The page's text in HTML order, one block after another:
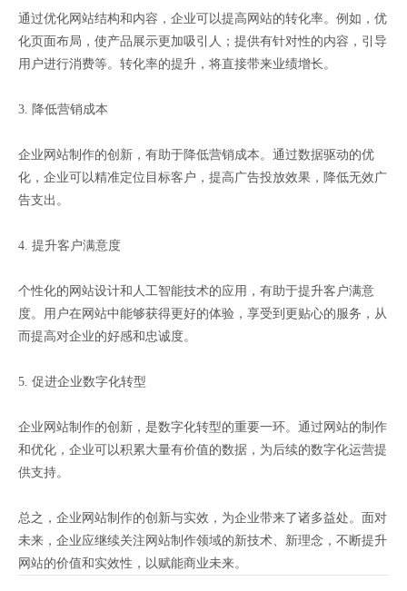
通过优化网站结构和内容，企业可以提高网站的转化率。例如，优
化页面布局，使产品展示更加吸引人；提供有针对性的内容，引导
用户进行消费等。转化率的提升，将直接带来业绩增长。
3. 降低营销成本
企业网站制作的创新，有助于降低营销成本。通过数据驱动的优
化，企业可以精准定位目标客户，提高广告投放效果，降低无效广
告支出。
4. 提升客户满意度
个性化的网站设计和人工智能技术的应用，有助于提升客户满意
度。用户在网站中能够获得更好的体验，享受到更贴心的服务，从
而提高对企业的好感和忠诚度。
5. 促进企业数字化转型
企业网站制作的创新，是数字化转型的重要一环。通过网站的制作
和优化，企业可以积累大量有价值的数据，为后续的数字化运营提
供支持。
总之，企业网站制作的创新与实效，为企业带来了诸多益处。面对
未来，企业应继续关注网站制作领域的新技术、新理念，不断提升
网站的价值和实效性，以赋能商业未来。